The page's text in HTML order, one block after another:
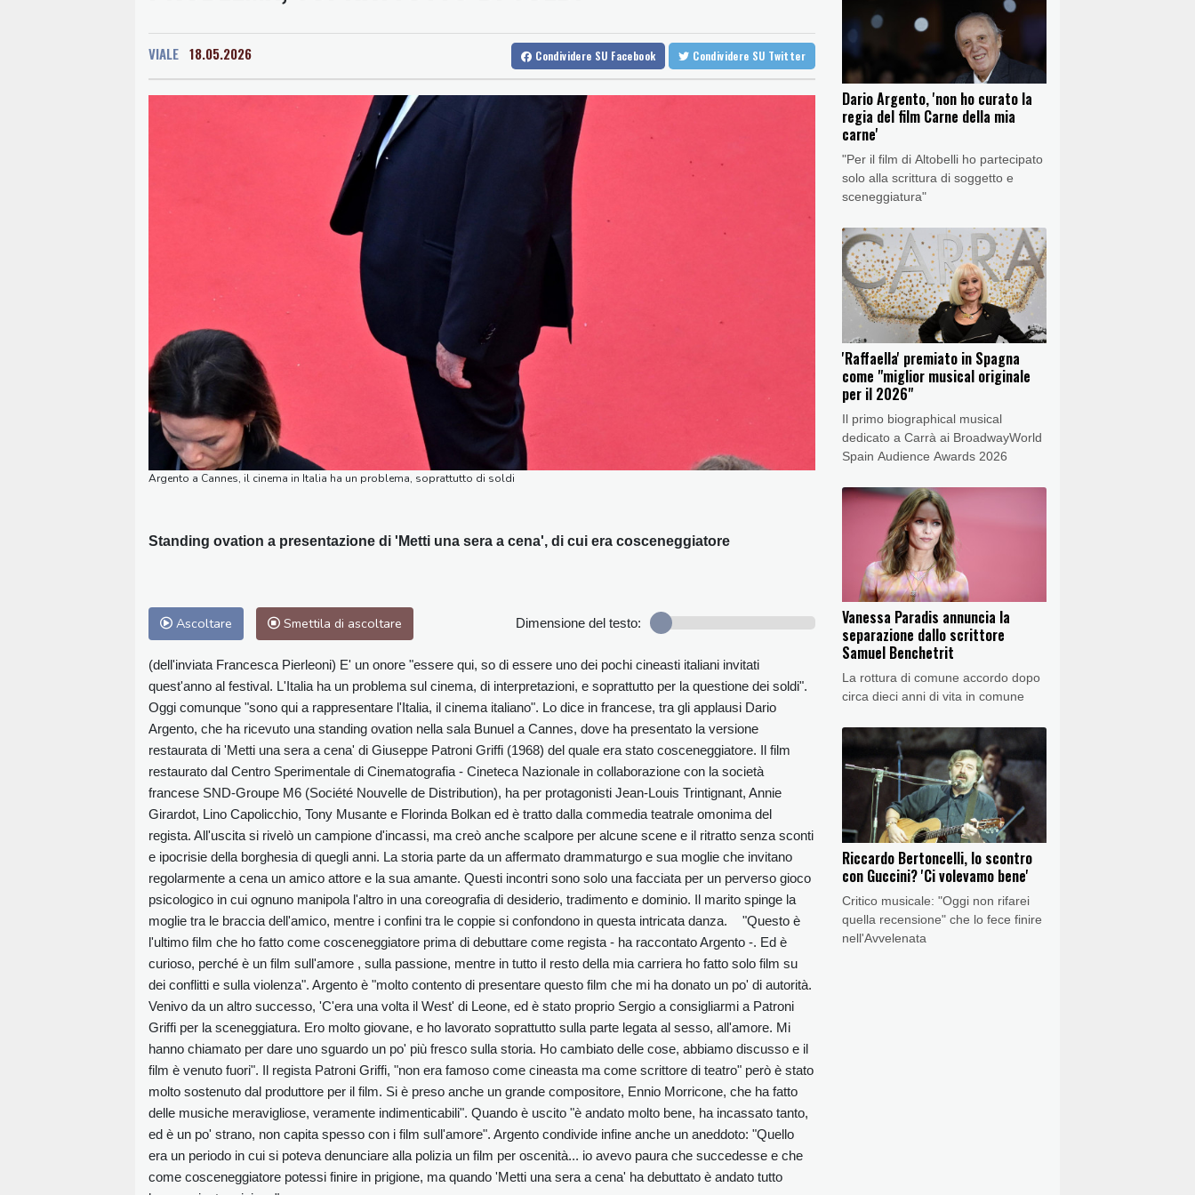
Protesta contro la legge sulla proprietà davanti al Parlamento argentino, scontri
Protesta contro la legge sulla proprietà davanti al Parlamento argentino, scontri
Sanchez presiederà una riunione in videocall sulla crisi a Ceuta
Sanchez presiederà una riunione in videocall sulla crisi a Ceuta
VIALE 18.05.2026 Condividere SU Facebook Condividere SU Twitter
Argento a Cannes, il cinema in Italia ha un problema, soprattutto di soldi
Standing ovation a presentazione di 'Metti una sera a cena', di cui era cosceneggiatore
Ascoltare Smettila di ascoltare Dimensione del testo:
(dell'inviata Francesca Pierleoni) E' un onore "essere qui, so di essere uno dei pochi cineasti italiani invitati
quest'anno al festival. L'Italia ha un problema sul cinema, di interpretazioni, e soprattutto per la questione dei soldi".
Oggi comunque "sono qui a rappresentare l'Italia, il cinema italiano". Lo dice in francese, tra gli applausi Dario
Argento, che ha ricevuto una standing ovation nella sala Bunuel a Cannes, dove ha presentato la versione
restaurata di 'Metti una sera a cena' di Giuseppe Patroni Griffi (1968) del quale era stato cosceneggiatore. Il film
restaurato dal Centro Sperimentale di Cinematografia - Cineteca Nazionale in collaborazione con la società
francese SND-Groupe M6 (Société Nouvelle de Distribution), ha per protagonisti Jean-Louis Trintignant, Annie
Girardot, Lino Capolicchio, Tony Musante e Florinda Bolkan ed è tratto dalla commedia teatrale omonima del
regista. All'uscita si rivelò un campione d'incassi, ma creò anche scalpore per alcune scene e il ritratto senza sconti
e ipocrisie della borghesia di quegli anni. La storia parte da un affermato drammaturgo e sua moglie che invitano
regolarmente a cena un amico attore e la sua amante. Questi incontri sono solo una facciata per un perverso gioco
psicologico in cui ognuno manipola l'altro in una coreografia di desiderio, tradimento e dominio. Il marito spinge la
moglie tra le braccia dell'amico, mentre i confini tra le coppie si confondono in questa intricata danza. "Questo è
l'ultimo film che ho fatto come cosceneggiatore prima di debuttare come regista - ha raccontato Argento -. Ed è
curioso, perché è un film sull'amore , sulla passione, mentre in tutto il resto della mia carriera ho fatto solo film su
dei conflitti e sulla violenza". Argento è "molto contento di presentare questo film che mi ha donato un po' di autorità.
Venivo da un altro successo, 'C'era una volta il West' di Leone, ed è stato proprio Sergio a consigliarmi a Patroni
Griffi per la sceneggiatura. Ero molto giovane, e ho lavorato soprattutto sulla parte legata al sesso, all'amore. Mi
hanno chiamato per dare uno sguardo un po' più fresco sulla storia. Ho cambiato delle cose, abbiamo discusso e il
film è venuto fuori". Il regista Patroni Griffi, "non era famoso come cineasta ma come scrittore di teatro" però è stato
molto sostenuto dal produttore per il film. Si è preso anche un grande compositore, Ennio Morricone, che ha fatto
delle musiche meravigliose, veramente indimenticabili". Quando è uscito "è andato molto bene, ha incassato tanto,
ed è un po' strano, non capita spesso con i film sull'amore". Argento condivide infine anche un aneddoto: "Quello
era un periodo in cui si poteva denunciare alla polizia un film per oscenità... io avevo paura che succedesse e che
come cosceneggiatore potessi finire in prigione, ma quando 'Metti una sera a cena' ha debuttato è andato tutto
Dario Argento, 'non ho curato la
regia del film Carne della mia
carne'
"Per il film di Altobelli ho partecipato
solo alla scrittura di soggetto e
sceneggiatura"
'Raffaella' premiato in Spagna
come "miglior musical originale
per il 2026"
Il primo biographical musical
dedicato a Carrà ai BroadwayWorld
Spain Audience Awards 2026
Vanessa Paradis annuncia la
separazione dallo scrittore
Samuel Benchetrit
La rottura di comune accordo dopo
circa dieci anni di vita in comune
Riccardo Bertoncelli, lo scontro
con Guccini? 'Ci volevamo bene'
Critico musicale: "Oggi non rifarei
quella recensione" che lo fece finire
nell'Avvelenata